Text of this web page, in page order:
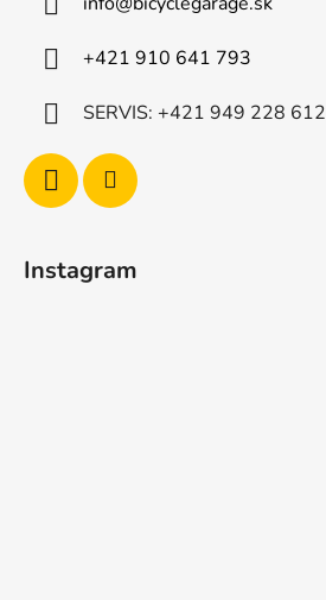
+421 910 641 793
SERVIS: +421 949 228 612
Instagram